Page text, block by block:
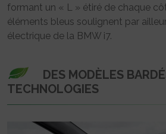
formant un « L » étiré de chaque
éléments bleus soulignent par
électrique de la BMW i7.
DES MODÈLES
TECHNOLOGIES